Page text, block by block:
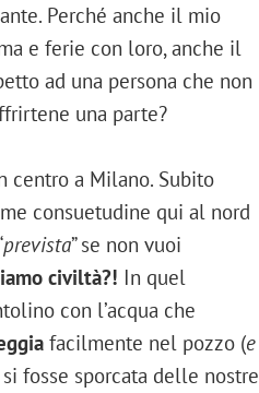
Perché anche il mio
e ferie con loro, anche il
ad una persona che non
una parte?
centro a Milano. Subito
consuetudine qui al nord
prevista” se non vuoi
civiltà?! In quel
con l’acqua che
facilmente nel pozzo (e
fosse sporcata delle nostre